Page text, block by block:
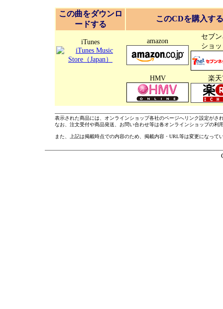
この曲をダウンロ
ードする
このCDを購入する
iTunes amazon
セブ
ショ
HMV 楽
表示された商品には、オンラインショップ各社のページへリンク設定がさ
なお、注文受付や商品発送、お問い合わせ等は各オンラインショップの利
また、上記は掲載時点での内容のため、掲載内容・URL等は変更になって